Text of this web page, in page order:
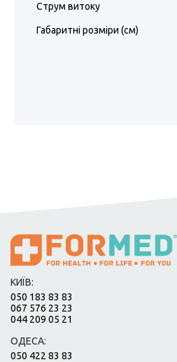
Струм витоку
Габаритні розміри (см)
КИЇВ:
050 183 83 83
067 576 23 23
044 209 05 21
ОДЕСА:
050 422 83 83